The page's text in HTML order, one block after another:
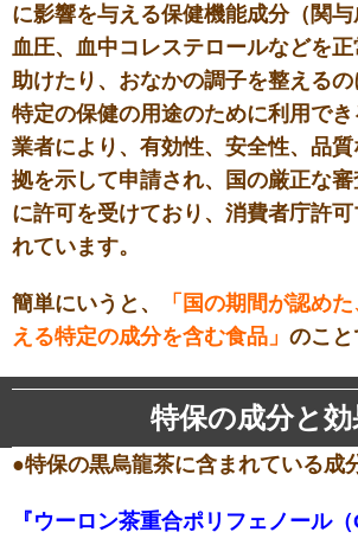
に影響を与える保健機能成分（関与
血圧、血中コレステロールなどを
助けたり、おなかの調子を整える
特定の保健の用途のために利用で
業者により、有効性、安全性、品
拠を示して申請され、国の厳正な
に許可を受けており、消費者庁許
れています。
簡単にいうと、
「国の期間が認め
える特定の成分を含む食品」 のこと
特保の成分と効
●特保の黒烏龍茶に含まれている成
『ウーロン茶重合ポリフェノール（